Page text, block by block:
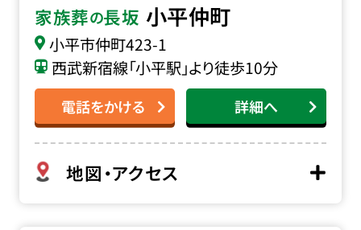
家族葬の長坂 小平仲町
小平市仲町423-1
西武新宿線「小平駅」より徒歩10分
電話をかける 詳細へ
地図・アクセス